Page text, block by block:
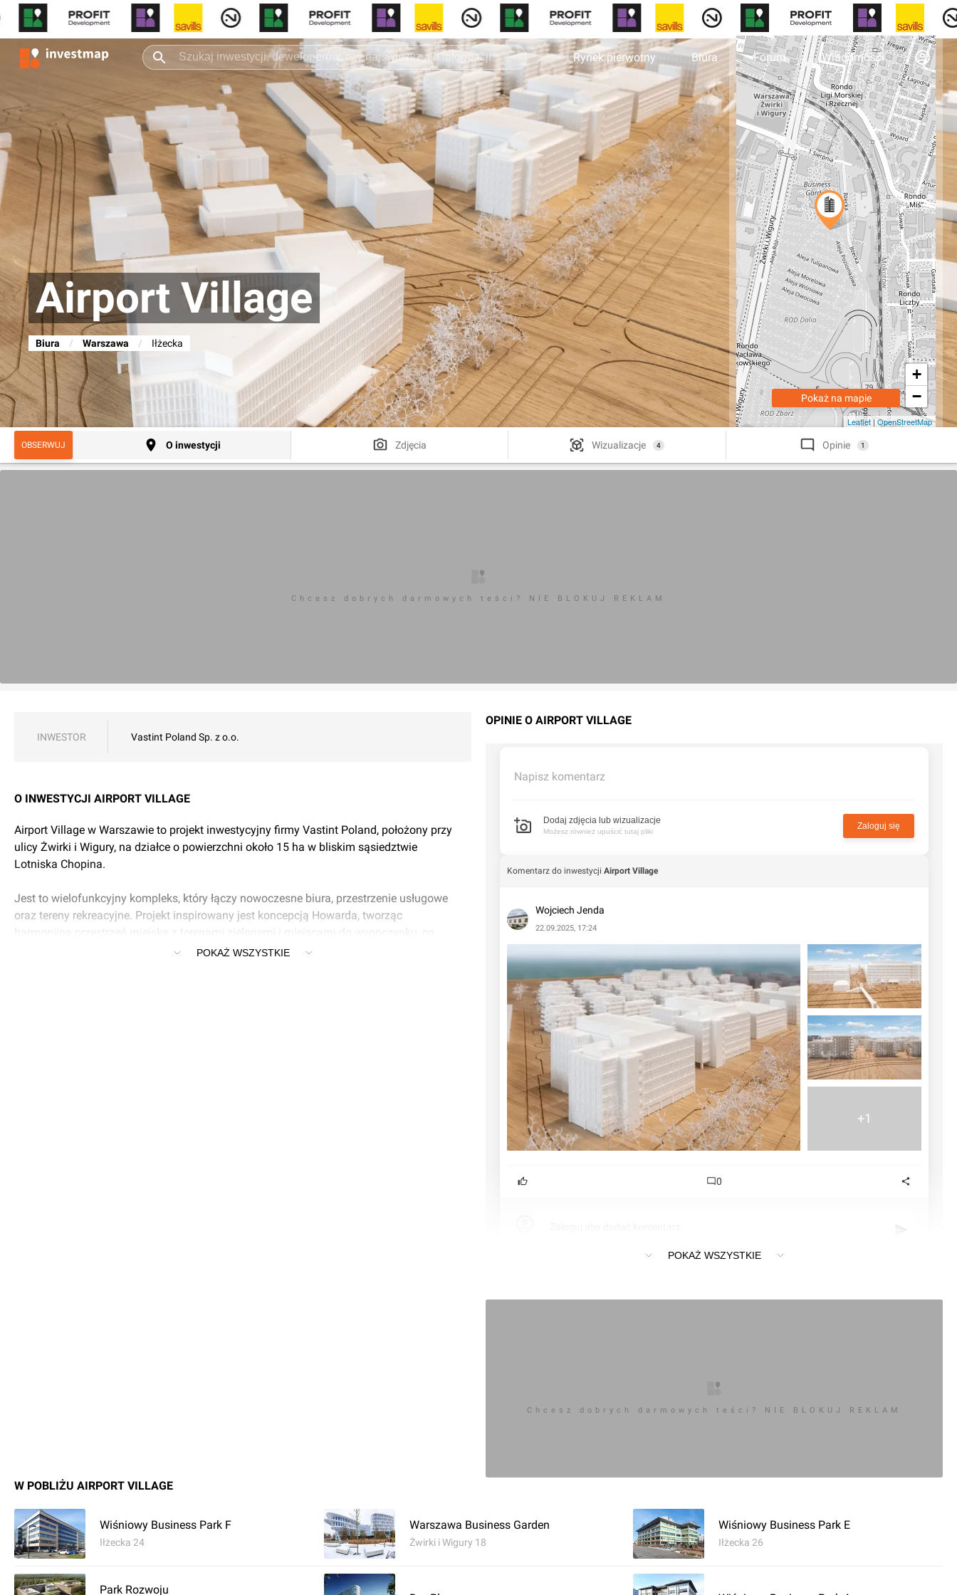
Rynek pierwotny Biura Forum Wiadomości
Airport Village
Biura / Warszawa / Iłżecka
+
−
Leaflet|OpenStreetMap
Pokaż na mapie
OBSERWUJ O inwestycji Zdjęcia Wizualizacje 4 Opinie 1
Chcesz dobrych darmowych teści? NIE BLOKUJ REKLAM
INWESTOR Vastint Poland Sp. z o.o.
O INWESTYCJI AIRPORT VILLAGE
Airport Village w Warszawie to projekt inwestycyjny firmy Vastint Poland, położony przy
ulicy Żwirki i Wigury, na działce o powierzchni około 15 ha w bliskim sąsiedztwie
Lotniska Chopina.
Jest to wielofunkcyjny kompleks, który łączy nowoczesne biura, przestrzenie usługowe
oraz tereny rekreacyjne. Projekt inspirowany jest koncepcją Howarda, tworząc
harmonijną przestrzeń miejską z terenami zielonymi i miejscami do wypoczynku, co
wyróżnia inwestycję wśród innych dużych kompleksów w mieście.
POKAŻ WSZYSTKIE
OPINIE O AIRPORT VILLAGE
Napisz komentarz
Dodaj zdjęcia lub wizualizacje
Możesz również upuścić tutaj pliki
Zaloguj się
Komentarz do inwestycji Airport Village
Wojciech Jenda
22.09.2025, 17:24
+1
0
POKAŻ WSZYSTKIE
Chcesz dobrych darmowych teści? NIE BLOKUJ REKLAM
W POBLIŻU AIRPORT VILLAGE
Wiśniowy Business Park F
Iłżecka 24
Warszawa Business Garden
Żwirki i Wigury 18
Wiśniowy Business Park E
Iłżecka 26
Park Rozwoju